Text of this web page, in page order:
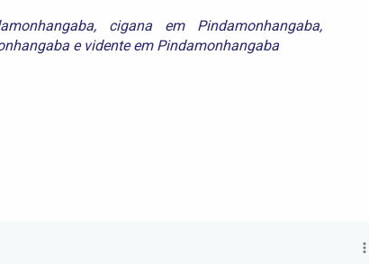
, cigana em Pindamonhangaba,
e vidente em Pindamonhangaba